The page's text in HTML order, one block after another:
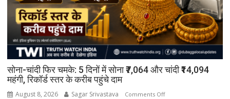
सोना-चांदी फिर चमके: 5 दिनों में सोना ₹7,064 और चांदी ₹14,094
महंगी, रिकॉर्ड स्तर के करीब पहुंचे दाम
August 8, 2026 Sagar Srivastava Comments Offon